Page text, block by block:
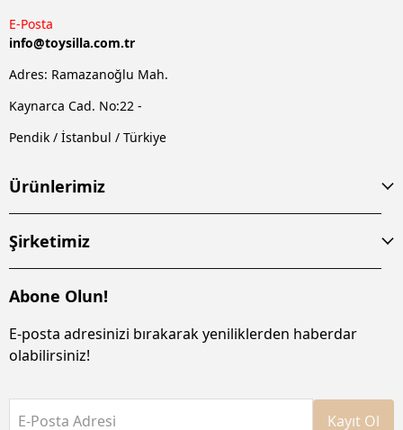
E-Posta
info@toysilla.com.tr
Adres: Ramazanoğlu Mah.
Kaynarca Cad. No:22 -
Pendik / İstanbul / Türkiye
Ürünlerimiz
Şirketimiz
Abone Olun!
E-posta adresinizi bırakarak yeniliklerden haberdar
olabilirsiniz!
E-Posta Adresi Kayıt Ol